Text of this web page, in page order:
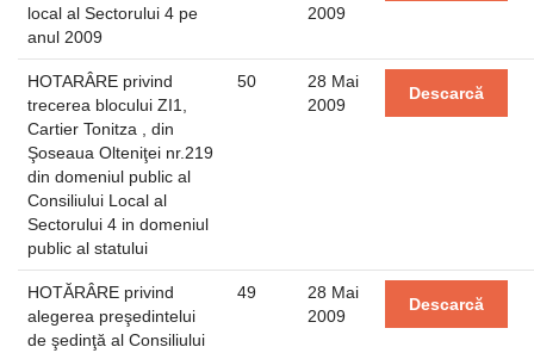
local al Sectorului 4 pe
anul 2009
2009
HOTARÂRE privind
trecerea blocului ZI1,
Cartier Tonitza , din
Şoseaua Olteniţei nr.219
din domeniul public al
Consiliului Local al
Sectorului 4 in domeniul
public al statului
50
28 Mai
2009
Descarcă
HOTĂRÂRE privind
alegerea preşedintelui
de şedinţă al Consiliului
49
28 Mai
2009
Descarcă